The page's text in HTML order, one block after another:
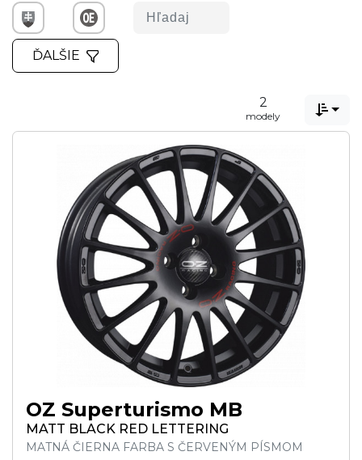
ĎALŠIE
2
modely 
OZ Superturismo MB
MATT BLACK RED LETTERING
MATNÁ ČIERNA FARBA S ČERVENÝM PÍSMOM